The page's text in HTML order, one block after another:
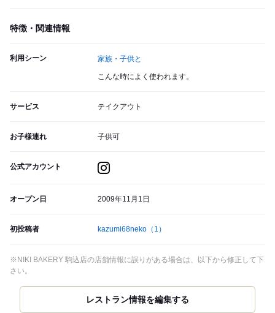
特徴・関連情報
利用シーン 家族・子供と
こんな時によく使われます。
サービス テイクアウト
お子様連れ 子供可
公式アカウント
オープン日 2009年11月1日
初投稿者 kazumi68neko （1）
※NIKI BAKERY 駒込店の店舗情報に誤りがある場合は、以下から修正して下
さい。